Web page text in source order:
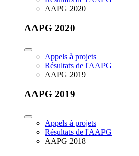
AAPG 2020
AAPG 2020
Appels à projets
Résultats de l'AAPG
AAPG 2019
AAPG 2019
Appels à projets
Résultats de l'AAPG
AAPG 2018